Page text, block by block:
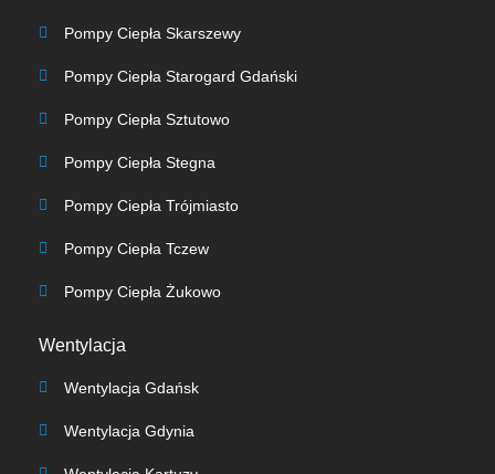
Pompy Ciepła Skarszewy
Pompy Ciepła Starogard Gdański
Pompy Ciepła Sztutowo
Pompy Ciepła Stegna
Pompy Ciepła Trójmiasto
Pompy Ciepła Tczew
Pompy Ciepła Żukowo
Wentylacja
Wentylacja Gdańsk
Wentylacja Gdynia